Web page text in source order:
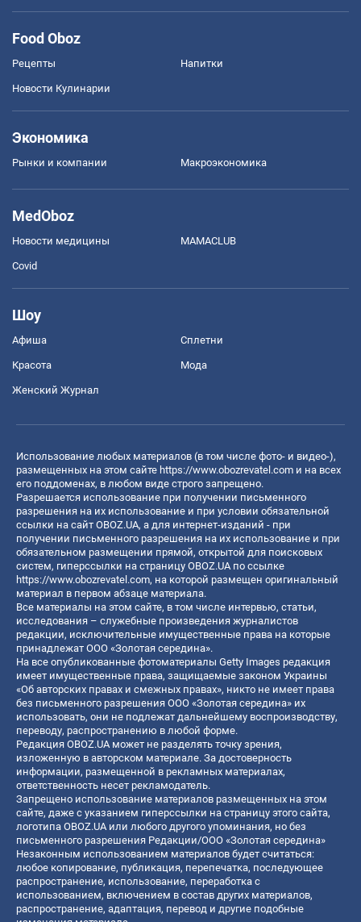
Food Oboz
Рецепты Напитки
Новости Кулинарии
Экономика
Рынки и компании Mакроэкономика
MedOboz
Новости медицины MAMACLUB
Covid
Шоу
Афиша Сплетни
Красота Мода
Женский Журнал
Использование любых материалов (в том числе фото- и видео-),
размещенных на этом сайте https://www.obozrevatel.com и на всех
его поддоменах, в любом виде строго запрещено.
Разрешается использование при получении письменного
разрешения на их использование и при условии обязательной
ссылки на сайт OBOZ.UA, а для интернет-изданий - при
получении письменного разрешения на их использование и при
обязательном размещении прямой, открытой для поисковых
систем, гиперссылки на страницу OBOZ.UA по ссылке
https://www.obozrevatel.com, на которой размещен оригинальный
материал в первом абзаце материала.
Все материалы на этом сайте, в том числе интервью, статьи,
исследования – служебные произведения журналистов
редакции, исключительные имущественные права на которые
принадлежат ООО «Золотая середина».
На все опубликованные фотоматериалы Getty Images редакция
имеет имущественные права, защищаемые законом Украины
«Об авторских правах и смежных правах», никто не имеет права
без письменного разрешения ООО «Золотая середина» их
использовать, они не подлежат дальнейшему воспроизводству,
переводу, распространению в любой форме.
Редакция OBOZ.UA может не разделять точку зрения,
изложенную в авторском материале. За достоверность
информации, размещенной в рекламных материалах,
ответственность несет рекламодатель.
Запрещено использование материалов размещенных на этом
сайте, даже с указанием гиперссылки на страницу этого сайта,
логотипа OBOZ.UA или любого другого упоминания, но без
письменного разрешения Редакции/ООО «Золотая середина»
Незаконным использованием материалов будет считаться:
любое копирование, публикация, перепечатка, последующее
распространение, использование, переработка с
использованием, включением в состав других материалов,
распространение, адаптация, перевод и другие подобные